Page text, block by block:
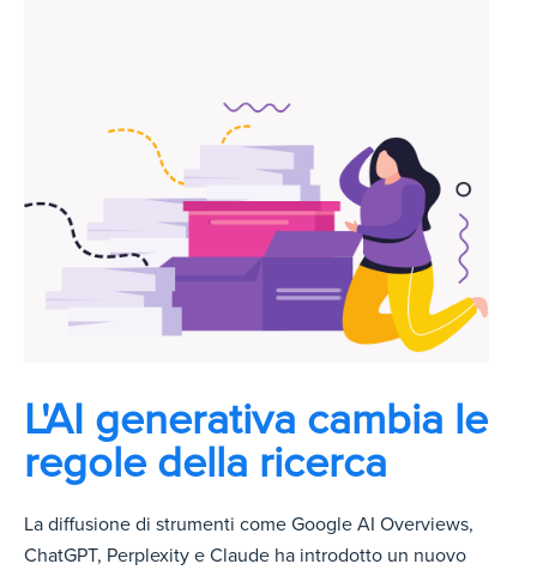
L'AI generativa cambia le
regole della ricerca
La diffusione di strumenti come Google AI Overviews,
ChatGPT, Perplexity e Claude ha introdotto un nuovo